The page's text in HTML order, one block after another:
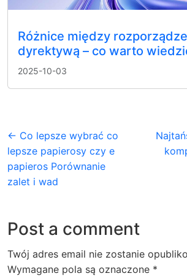
Różnice między
dyrektywą – co warto
2025-10-03
← Co lepsze wybrać co
lepsze papierosy czy e
papieros Porównanie
zalet i wad
Post a comment
Twój adres email nie zostanie
Wymagane pola są oznaczone *